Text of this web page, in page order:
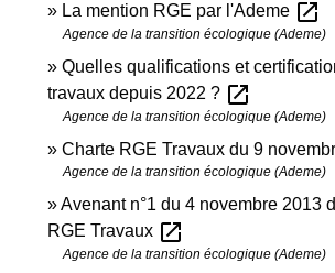
La mention RGE par l'Ademe open_in_new
Agence de la transition écologique (Ademe)
Quelles qualifications et
travaux depuis 2022 ? open_in_new
Agence de la transition écologique (Ademe)
Charte RGE Travaux du 9
Agence de la transition écologique (Ademe)
Avenant n°1 du 4 novembre 2013
RGE Travaux open_in_new
Agence de la transition écologique (Ademe)